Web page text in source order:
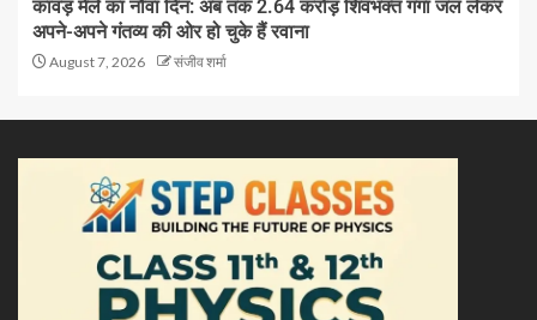
कांवड़ मेले का नौवां दिन: अब तक 2.64 करोड़ शिवभक्त गंगा जल लेकर
अपने-अपने गंतव्य की ओर हो चुके हैं रवाना
August 7, 2026 संजीव शर्मा